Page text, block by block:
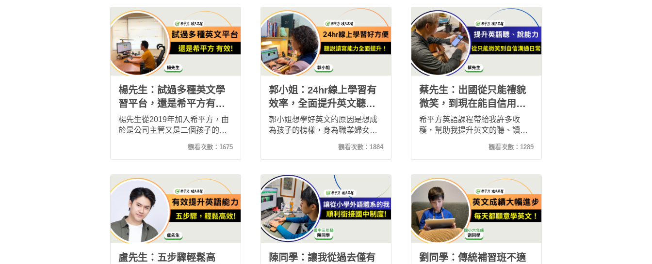
這段學習歷程不僅提升了英文能
力，也讓我重新找回學習語言的
樂趣與自信。
背單字、怕文法出錯的窘境。隨
時隨地的自主學習，讓我逐漸能
自在開口、即時參與，英文真的
用得起來。
英文聽力與口說能力。現在不只
能聽懂連音、回覆信件更快，連
與國外客戶開會都更有自信！
楊先生：試過多種英文學
習平台，還是希平方有
效！
楊先生從2019年加入希平方，由
於是公司主管又是二個孩子的父
易，這麼多年下來試過多家英文
平台，還是覺得希平方有效！主
要原因有三：1.配適自己的程度
打造自己的課程 2.讓自已成為時
間管理大師 3.創造英文學習環
境，總是吸引孩子跟著我一同學
習。 最近我還搭配了希平方玩轉
文法書學習，讓自己英文更融會
貫通了！
觀看次數： 1675
郭小姐：24hr線上學習有
效率，全面提升英文聽說
讀寫能力！
郭小姐想學好英文的原因是想成
為孩子的榜樣，身為職業婦女的
24hr線上學習的希平方攻其不
背，一開始學習有點緩慢到現在
漸入佳境，英文聽力也大大進
步！現在她已推薦兒子一起加入
學習的行列，也推薦給想學好英
文的你，現在就開始行動吧！
觀看次數： 1884
蔡先生：出國從只能禮貌
微笑，到現在能自信用英
文溝通！
希平方英語課程帶給我許多收
穫，幫助我提升英文的聽、讀及
過程中，增強我的自信，可以開
口說些英語，寫作能力也有所進
步，對英語的文法和詞彙有了更
深的理解。
觀看次數： 1289
盧先生：五步驟輕鬆高
陳同學：讓我從過去僅有
劉同學：傳統補習班不適